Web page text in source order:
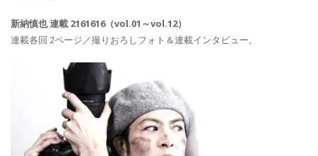
新納慎也 連載 2161616（vol.01～vol.12）
連載各回 2ページ／撮りおろしフォト＆連載インタビュー。